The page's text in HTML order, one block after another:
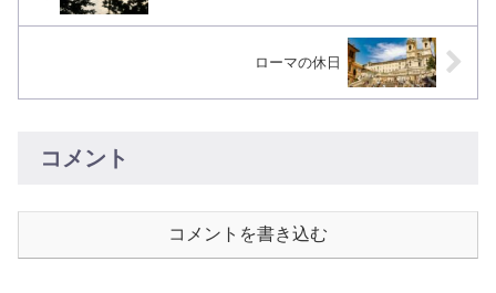
ローマの休日
コメント
コメントを書き込む